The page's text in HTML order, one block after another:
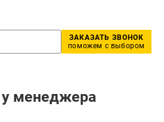
ЗАКАЗАТЬ ЗВОНОК
поможем с выбором
у менеджера